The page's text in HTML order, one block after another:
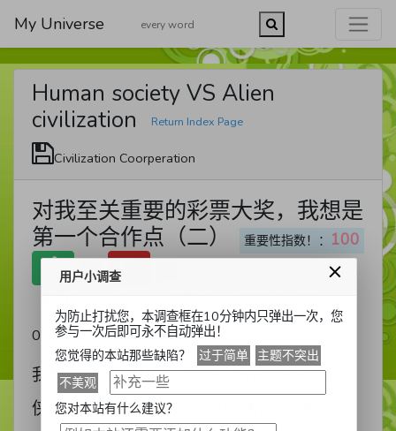
My Universe
Human society VS Alien
civilization
Return Index Page
Civilization Coorperation
对我至关重要的彩票大奖，我想是
第一个合作点（二）
重要性指数！： 100
0
03:16:27
Recommend Reading
我知道这非常困难。以前，记得年幼时看武
侠小说，经常又“可遇不可求”机缘奇遇。当
用户小调查 
为防止打扰您，本调查框在10分钟内只弹出一次，您
参与一次后即可永不自动弹出！
您觉得的本站那些缺陷？ 过于简单 主题不突出
不美观
您对本站有什么建议？